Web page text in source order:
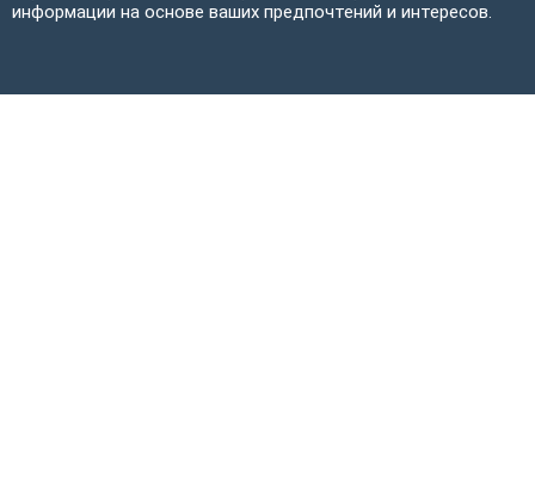
информации на основе ваших предпочтений и интересов.